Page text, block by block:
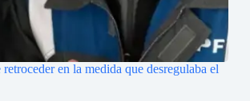
en la medida que desregulaba el